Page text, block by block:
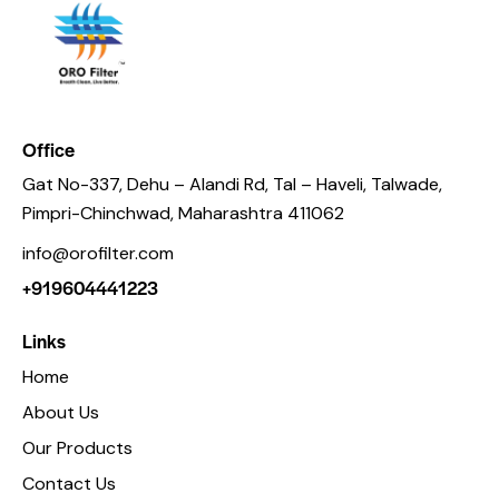
Office
Gat No-337, Dehu – Alandi Rd, Tal – Haveli, Talwade,
Pimpri-Chinchwad, Maharashtra 411062
info@orofilter.com
+919604441223
Links
Home
About Us
Our Products
Contact Us